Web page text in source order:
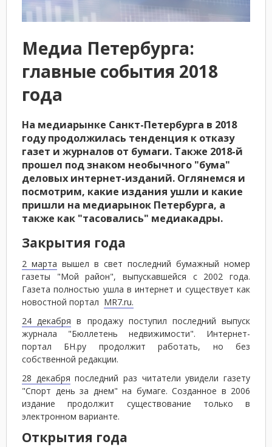
Медиа Петербурга:
главные события 2018
года
На медиарынке Санкт-Петербурга в 2018
году продолжилась тенденция к отказу
газет и журналов от бумаги. Также 2018-й
прошел под знаком необычного "бума"
деловых интернет-изданий. Оглянемся и
посмотрим, какие издания ушли и какие
пришли на медиарынок Петербурга, а
также как "тасовались" медиакадры.
Закрытия года
2 марта вышел в свет последний бумажный номер
газеты "Мой район", выпускавшейся с 2002 года.
Газета полностью ушла в интернет и существует как
новостной портал MR7.ru.
24 декабря в продажу поступил последний выпуск
журнала "Бюллетень недвижимости". Интернет-
портал БН.ру продолжит работать, но без
собственной редакции.
28 декабря последний раз читатели увидели газету
"Спорт день за днем" на бумаге. Созданное в 2006
издание продолжит существование только в
электронном варианте.
Открытия года